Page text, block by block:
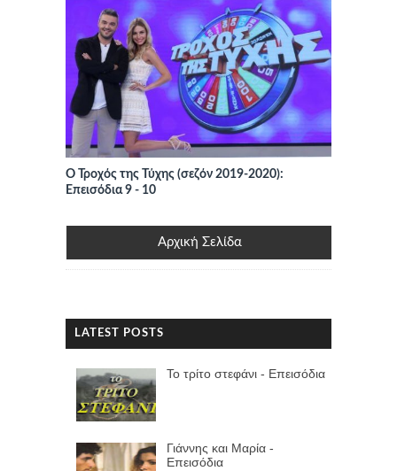
Ο Τροχός της Τύχης (σεζόν 2019-2020):
Επεισόδια 9 - 10
Αρχική Σελίδα
LATEST POSTS
Το τρίτο στεφάνι - Επεισόδια
Γιάννης και Μαρία -
Επεισόδια